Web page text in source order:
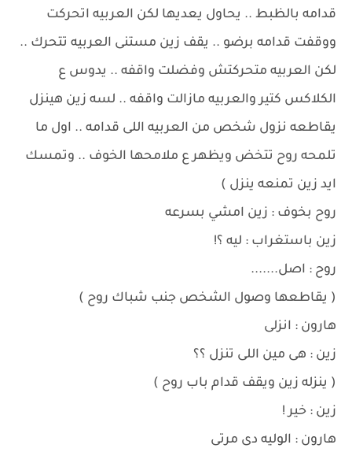
قدامه بالظبط .. يحاول يعديها لكن العربيه اتحركت
ووقفت قدامه برضو .. يقف زين مستنى العربيه تتحرك ..
لكن العربيه متحركتش وفضلت واقفه .. يدوس ع
الكلاكس كتير والعربيه مازالت واقفه .. لسه زين هينزل
يقاطعه نزول شخص من العربيه اللى قدامه .. اول ما
تلمحه روح تتخض ويظهر ع ملامحها الخوف .. وتمسك
ايد زين تمنعه ينزل )
روح بخوف : زين امشي بسرعه
زين باستغراب : ليه ؟!
روح : اصل.......
( يقاطعها وصول الشخص جنب شباك روح )
هارون : انزلى
زين : هى مين اللى تنزل ؟؟
( ينزله زين ويقف قدام باب روح )
زين : خير !
هارون : الوليه دى مرتى